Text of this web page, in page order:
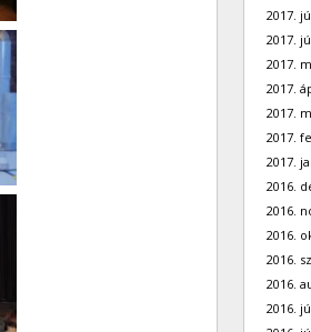
2017.
2017.
2017.
2017.
2017.
2017.
2017.
2016.
2016.
2016.
2016.
2016.
2016.